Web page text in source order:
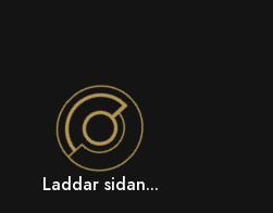
Laddar sidan...